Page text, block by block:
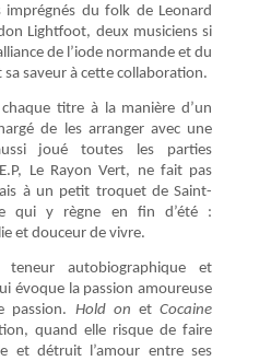
du folk de Leonard
Lightfoot, deux musiciens si
de l’iode normande et du
saveur à cette collaboration.
titre à la manière d’un
de les arranger avec une
joué toutes les parties
Le Rayon Vert, ne fait pas
à un petit troquet de Saint-
qui y règne en fin d’été :
et douceur de vivre.
autobiographique et
évoque la passion amoureuse
passion. Hold on etCocaine
quand elle risque de faire
et détruit l’amour entre ses